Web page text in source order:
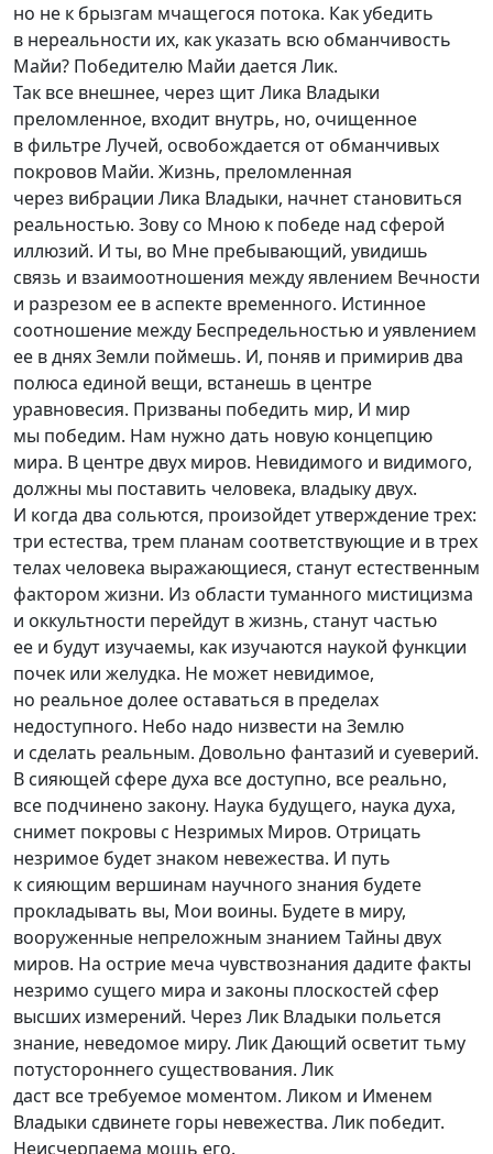
но не к брызгам мчащегося потока. Как убедить
в нереальности их, как указать всю обманчивость
Майи? Победителю Майи дается Лик.
Так все внешнее, через щит Лика Владыки
преломленное, входит внутрь, но, очищенное
в фильтре Лучей, освобождается от обманчивых
покровов Майи. Жизнь, преломленная
через вибрации Лика Владыки, начнет становиться
реальностью. Зову со Мною к победе над сферой
иллюзий. И ты, во Мне пребывающий, увидишь
связь и взаимоотношения между явлением Вечности
и разрезом ее в аспекте временного. Истинное
соотношение между Беспредельностью и уявлением
ее в днях Земли поймешь. И, поняв и примирив два
полюса единой вещи, встанешь в центре
уравновесия. Призваны победить мир, И мир
мы победим. Нам нужно дать новую концепцию
мира. В центре двух миров. Невидимого и видимого,
должны мы поставить человека, владыку двух.
И когда два сольются, произойдет утверждение трех:
три естества, трем планам соответствующие и в трех
телах человека выражающиеся, станут естественным
фактором жизни. Из области туманного мистицизма
и оккультности перейдут в жизнь, станут частью
ее и будут изучаемы, как изучаются наукой функции
почек или желудка. Не может невидимое,
но реальное долее оставаться в пределах
недоступного. Небо надо низвести на Землю
и сделать реальным. Довольно фантазий и суеверий.
В сияющей сфере духа все доступно, все реально,
все подчинено закону. Наука будущего, наука духа,
снимет покровы с Незримых Миров. Отрицать
незримое будет знаком невежества. И путь
к сияющим вершинам научного знания будете
прокладывать вы, Мои воины. Будете в миру,
вооруженные непреложным знанием Тайны двух
миров. На острие меча чувствознания дадите факты
незримо сущего мира и законы плоскостей сфер
высших измерений. Через Лик Владыки польется
знание, неведомое миру. Лик Дающий осветит тьму
потустороннего существования. Лик
даст все требуемое моментом. Ликом и Именем
Владыки сдвинете горы невежества. Лик победит.
Неисчерпаема мощь его.